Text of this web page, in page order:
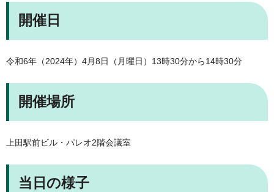
開催日
令和6年（2024年）4月8日（月曜日）13時30分から14時30分
開催場所
上田駅前ビル・パレオ2階会議室
当日の様子